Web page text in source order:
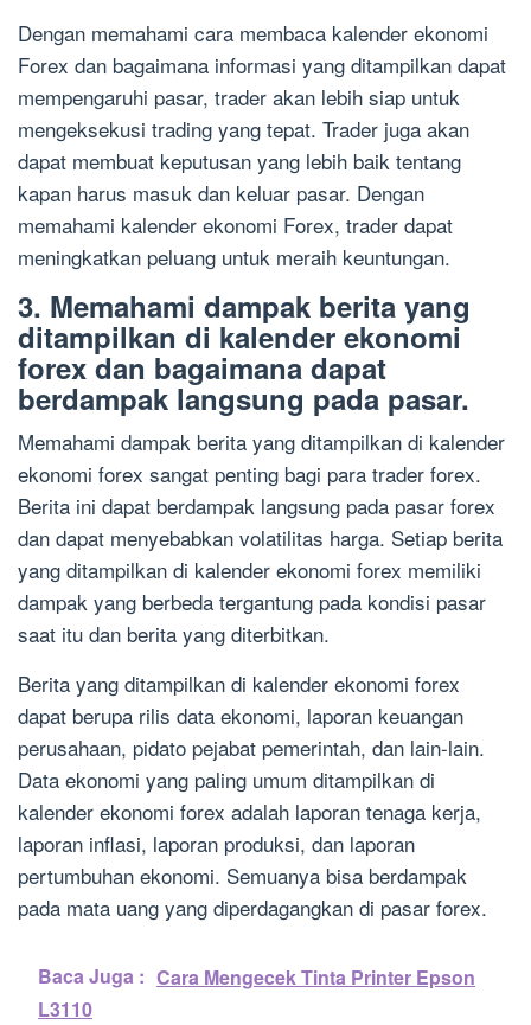
Dengan memahami cara membaca kalender ekonomi
Forex dan bagaimana informasi yang ditampilkan dapat
mempengaruhi pasar, trader akan lebih siap untuk
mengeksekusi trading yang tepat. Trader juga akan
dapat membuat keputusan yang lebih baik tentang
kapan harus masuk dan keluar pasar. Dengan
memahami kalender ekonomi Forex, trader dapat
meningkatkan peluang untuk meraih keuntungan.
3. Memahami dampak berita yang
ditampilkan di kalender ekonomi
forex dan bagaimana dapat
berdampak langsung pada pasar.
Memahami dampak berita yang ditampilkan di kalender
ekonomi forex sangat penting bagi para trader forex.
Berita ini dapat berdampak langsung pada pasar forex
dan dapat menyebabkan volatilitas harga. Setiap berita
yang ditampilkan di kalender ekonomi forex memiliki
dampak yang berbeda tergantung pada kondisi pasar
saat itu dan berita yang diterbitkan.
Berita yang ditampilkan di kalender ekonomi forex
dapat berupa rilis data ekonomi, laporan keuangan
perusahaan, pidato pejabat pemerintah, dan lain-lain.
Data ekonomi yang paling umum ditampilkan di
kalender ekonomi forex adalah laporan tenaga kerja,
laporan inflasi, laporan produksi, dan laporan
pertumbuhan ekonomi. Semuanya bisa berdampak
pada mata uang yang diperdagangkan di pasar forex.
Baca Juga : Cara Mengecek Tinta Printer Epson
L3110